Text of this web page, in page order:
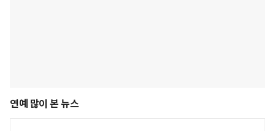
연예 많이 본 뉴스